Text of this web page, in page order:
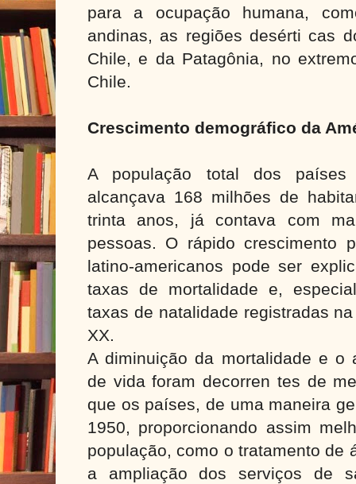
para a ocupação humana,
andinas, as regiões desérti cas
Chile, e da Patagônia, no
Chile.
Crescimento demográfico da
A população total dos países
alcançava 168 milhões de
trinta anos, já contava com
pessoas. O rápido crescimento
latino-americanos pode ser
taxas de mortalidade e,
taxas de natalidade registradas
XX.
A diminuição da mortalidade e o
de vida foram decorren tes de
que os países, de uma maneira
1950, proporcionando assim
população, como o tratamento de
a ampliação dos serviços de